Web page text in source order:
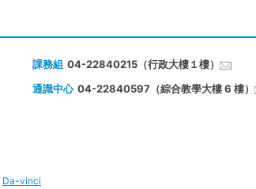
課務組 04-22840215（行政大樓１樓）
通識中心 04-22840597（綜合教學大樓 6 樓）
Da-vinci